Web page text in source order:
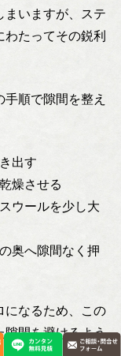
まいますが、ステ
たってその鋭利
順で隙間を整え
出す
燥させる
ウールを少し大
奥へ隙間なく押
になるため、この
隙間を避けるよう